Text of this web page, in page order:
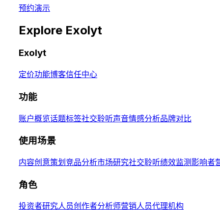
预约演示
Explore Exolyt
Exolyt
定价功能博客信任中心
功能
账户概览话题标签社交聆听声音情感分析品牌对比
使用场景
内容创意策划竞品分析市场研究社交聆听绩效监测影响者
角色
投资者研究人员创作者分析师营销人员代理机构